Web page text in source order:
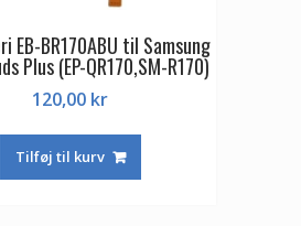
EB-BR170ABU til Samsung
Plus (EP-QR170,SM-R170)
120,00 kr
Tilføj til kurv